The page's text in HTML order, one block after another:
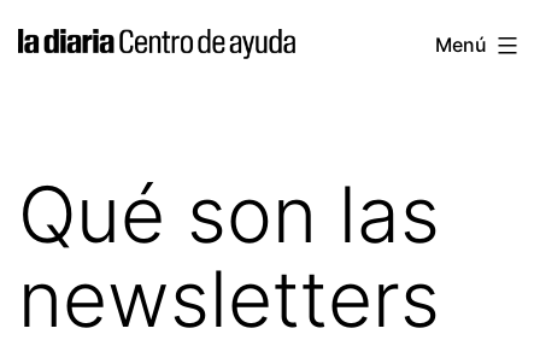
la
de
ayuda
Menú
Qué son las
newsletters